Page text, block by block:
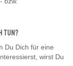
TUN?
Du Dich für eine
wirst Du